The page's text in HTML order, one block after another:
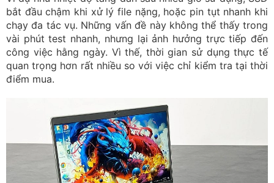
bắt đầu chậm khi xử lý file nặng, hoặc pin tụt nhanh khi
chạy đa tác vụ. Những vấn đề này không thể thấy trong
vài phút test nhanh, nhưng lại ảnh hưởng trực tiếp đến
công việc hằng ngày. Vì thế, thời gian sử dụng thực tế
quan trọng hơn rất nhiều so với việc chỉ kiểm tra tại thời
điểm mua.